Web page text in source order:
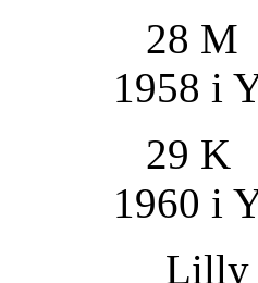
28
1958 i
29 K
1960 i
Lilly